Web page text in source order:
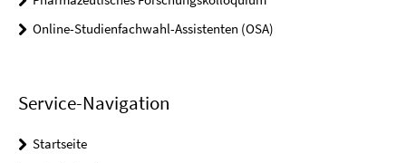
Online-Studienfachwahl-Assistenten (OSA)
Service-Navigation
Startseite